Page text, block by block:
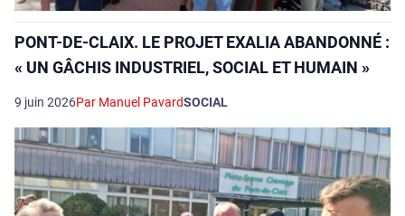
PONT-DE-CLAIX. LE PROJET EXALIA ABANDONNÉ :
« UN GÂCHIS INDUSTRIEL, SOCIAL ET HUMAIN »
9 juin 2026Par Manuel PavardSOCIAL